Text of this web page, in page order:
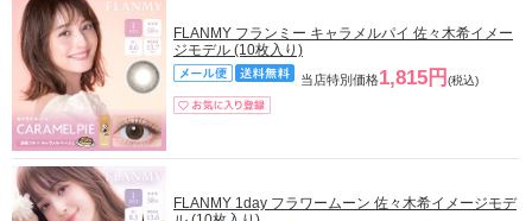
FLANMY フランミー キャラメルパイ 佐々木希イメー
ジモデル (10枚入り)
当店特別価格1,815円 (税込)
FLANMY 1day フラワームーン 佐々木希イメージモデ